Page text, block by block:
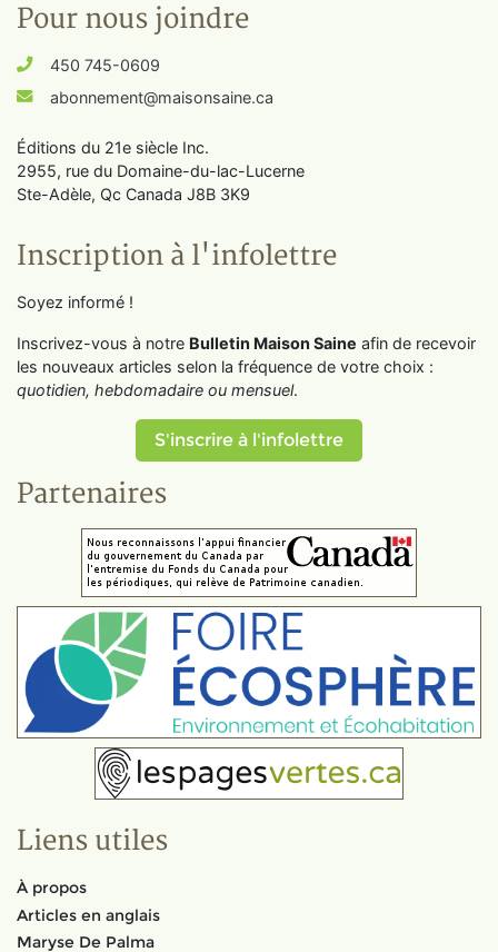
Pour nous joindre
450 745-0609
abonnement@maisonsaine.ca
Éditions du 21e siècle Inc.
2955, rue du Domaine-du-lac-Lucerne
Ste-Adèle, Qc Canada J8B 3K9
Inscription à l'infolettre
Soyez informé !
Inscrivez-vous à notre Bulletin Maison Saine afin de recevoir
les nouveaux articles selon la fréquence de votre choix :
quotidien, hebdomadaire ou mensuel.
S'inscrire à l'infolettre
Partenaires
Liens utiles
À propos
Articles en anglais
Maryse De Palma